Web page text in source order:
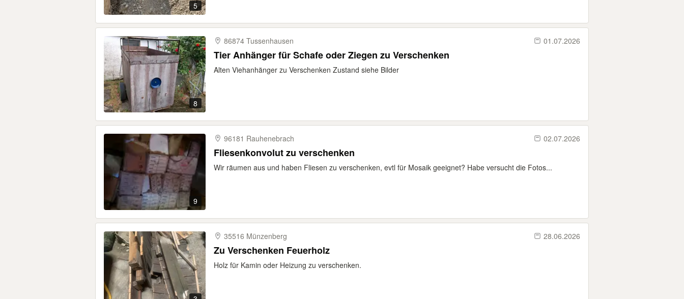
5
8
86874 Tussenhausen 01.07.2026
Tier Anhänger für Schafe oder Ziegen zu Verschenken
Alten Viehanhänger zu Verschenken Zustand siehe Bilder
9
96181 Rauhenebrach 02.07.2026
Fliesenkonvolut zu verschenken
Wir räumen aus und haben Fliesen zu verschenken, evtl für Mosaik geeignet? Habe versucht die Fotos...
35516 Münzenberg 28.06.2026
Zu Verschenken Feuerholz
Holz für Kamin oder Heizung zu verschenken.